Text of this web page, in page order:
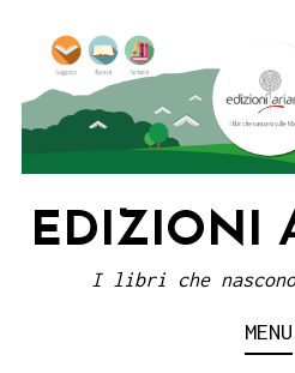
content
EDIZIONI
I libri che
MENU